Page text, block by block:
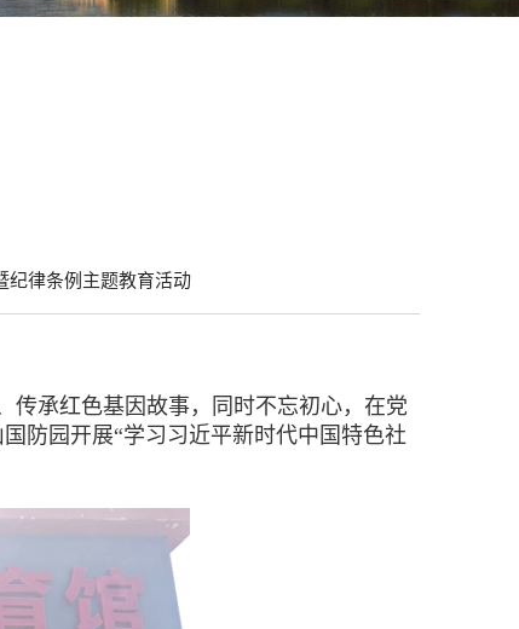
纪律条例主题教育活动
承红色基因故事，同时不忘初心，在党
防园开展“学习习近平新时代中国特色社